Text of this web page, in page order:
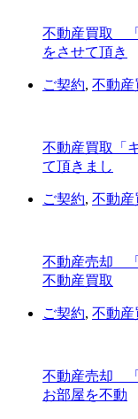
不動産買取
をさせて頂き
ご契約, 不動産
不動産買取「
て頂きまし
ご契約, 不動産
不動産売却
不動産買取
ご契約, 不動産
不動産売却
お部屋を不動